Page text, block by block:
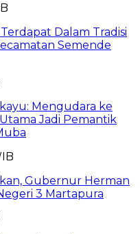
Dalam Tradisi
Semende
Mengudara ke
Jadi Pemantik
Gubernur Herman
3 Martapura